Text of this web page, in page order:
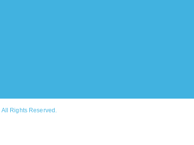
All Rights Reserved.